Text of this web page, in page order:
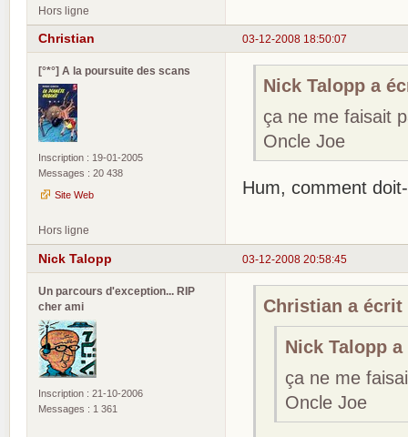
Hors ligne
03-12-2008 18:50:07
Christian
[°*°] A la poursuite des scans
Inscription : 19-01-2005
Messages : 20 438
Site Web
Nick Talopp a
ça ne me faisait
Oncle Joe
Hum, comment
Hors ligne
03-12-2008 20:58:45
Nick Talopp
Un parcours d'exception... RIP
cher ami
Inscription : 21-10-2006
Messages : 1 361
Christian a écrit
Nick Talopp
ça ne me
Oncle Joe